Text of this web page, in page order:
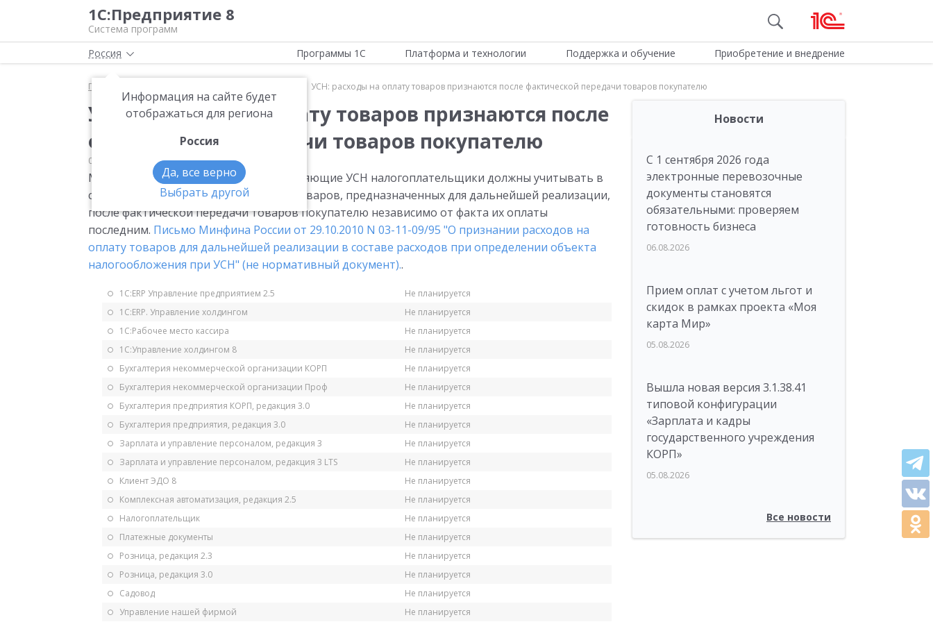
1С:Предприятие 8
Система программ
Россия
Информация на сайте будет
отображаться для региона
Россия
Да, все верно
Выбрать другой
Программы 1С Платформа и технологии Поддержка и обучение Приобретение и внедрение
Главная УСН: расходы на оплату товаров признаются после фактической передачи товаров покупателю
УСН: расходы на оплату товаров признаются после
фактической передачи товаров покупателю
08.12.2010 УСН
Минфин России разъяснил, что применяющие УСН налогоплательщики должны учитывать в
составе расходов затраты на оплату товаров, предназначенных для дальнейшей реализации,
после фактической передачи товаров покупателю независимо от факта их оплаты
последним. Письмо Минфина России от 29.10.2010 N 03-11-09/95 "О признании расходов на
оплату товаров для дальнейшей реализации в составе расходов при определении объекта
налогообложения при УСН" (не нормативный документ)..
1С:ERP Управление предприятием 2.5
Не планируется
1С:ERP. Управление холдингом
Не планируется
1С:Рабочее место кассира
Не планируется
1С:Управление холдингом 8
Не планируется
Бухгалтерия некоммерческой организации КОРП
Не планируется
Бухгалтерия некоммерческой организации Проф
Не планируется
Бухгалтерия предприятия КОРП, редакция 3.0
Не планируется
Бухгалтерия предприятия, редакция 3.0
Не планируется
Зарплата и управление персоналом, редакция 3
Не планируется
Зарплата и управление персоналом, редакция 3 LTS
Не планируется
Клиент ЭДО 8
Не планируется
Комплексная автоматизация, редакция 2.5
Не планируется
Налогоплательщик
Не планируется
Платежные документы
Не планируется
Розница, редакция 2.3
Не планируется
Розница, редакция 3.0
Не планируется
Садовод
Не планируется
Управление нашей фирмой
Не планируется
Новости
С 1 сентября 2026 года
электронные перевозочные
документы становятся
обязательными: проверяем
готовность бизнеса
06.08.2026
Прием оплат с учетом льгот и
скидок в рамках проекта «Моя
карта Мир»
05.08.2026
Вышла новая версия 3.1.38.41
типовой конфигурации
«Зарплата и кадры
государственного учреждения
КОРП»
05.08.2026
Все новости